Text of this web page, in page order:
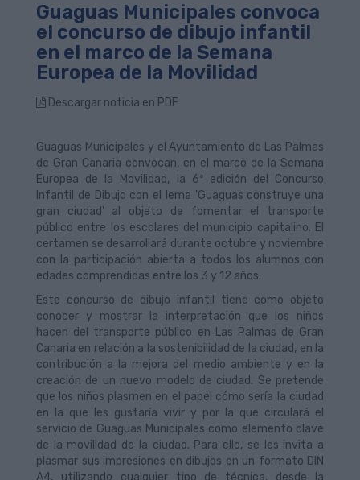
Guaguas Municipales convoca
el concurso de dibujo infantil
en el marco de la Semana
Europea de la Movilidad
Descargar noticia en PDF
Guaguas Municipales y el Ayuntamiento de Las Palmas
de Gran Canaria convocan, en el marco de la Semana
Europea de la Movilidad, la 6ª edición del Concurso
Infantil de Dibujo con el lema 'Guaguas construye una
gran ciudad' al objeto de fomentar el transporte
público entre los escolares del municipio capitalino. El
certamen se desarrollará durante octubre y noviembre
con la participación abierta a todos los alumnos con
edades comprendidas entre los 3 y 12 años.
Este concurso de dibujo infantil tiene como objeto
conocer y mostrar la interpretación que los niños
hacen del transporte público en Las Palmas de Gran
Canaria en relación a la sostenibilidad de la ciudad, en la
contribución a la mejora del medio ambiente y en la
creación de un nuevo modelo de ciudad. Se pretende
que los niños plasmen en el papel cómo sería la ciudad
en la que les gustaría vivir y por la que circulará el
servicio de Guaguas Municipales como elemento clave
de la movilidad de la ciudad. Para ello, se les invita a
plasmar sus impresiones en dibujos en un formato DIN
A4, utilizando cualquier tipo de técnica, desde la